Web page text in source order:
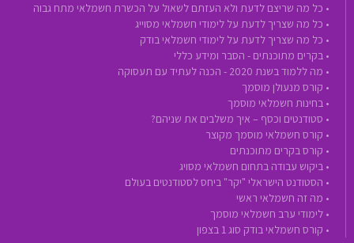
• כל מה שריצם לדעת ולא העזתם לשאול על הכשרת חשמלאי מתח גבוה
• כל מה שצריך לדעת על לימודי חשמלאי מסוייג
• כל מה שצריך לדעת על לימודי חשמלאי בודק
• בקרים מתוכנתים - הסבר ומידע כללי
• מה ללמוד בשנת 2020 - הכנה לעתיד עם תעסוקה
• קורס מנעולן מוסמך
• בחינות חשמלאי מוסמך
• סטודנטים וכסף – איך משלבים את שניהם?
• קורס חשמלאי מוסמך מקוצר
• קורס בקרים מתוכנתים
• ביקוש עבודה בתחום חשמלאי מסויג
• הסטודנט הישראלי "יקר" ביחס לסטודנטים בעולם
• מה זה חשמלאי ראשי
• לימודי ערב חשמלאי מוסמך
• קורס חשמלאי בודק סוג 1 בצפון